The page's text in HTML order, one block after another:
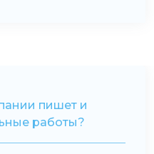
пишет и
работы?